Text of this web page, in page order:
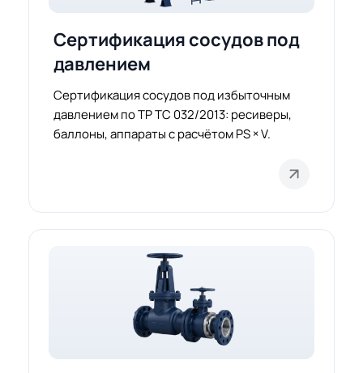
Сертификация сосудов под
давлением
Сертификация сосудов под избыточным
давлением по ТР ТС 032/2013: ресиверы,
баллоны, аппараты с расчётом PS × V.